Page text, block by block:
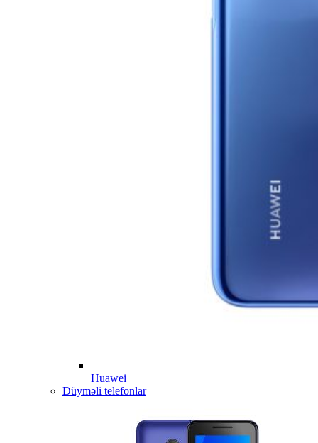
Huawei
Düyməli telefonlar